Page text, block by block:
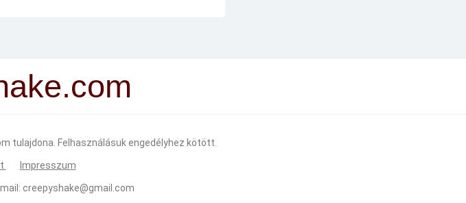
tulajdona. Felhasználásuk engedélyhez kötött.
Impresszum
creepyshake@gmail.com